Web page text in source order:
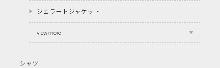
ジェラートジャケット
view more
シャツ